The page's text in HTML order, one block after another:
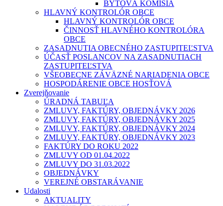
BYTOVÁ KOMISIA
HLAVNÝ KONTROLÓR OBCE
HLAVNÝ KONTROLÓR OBCE
ČINNOSŤ HLAVNÉHO KONTROLÓRA
OBCE
ZASADNUTIA OBECNÉHO ZASTUPITEĽSTVA
ÚČASŤ POSLANCOV NA ZASADNUTIACH
ZASTUPITEĽSTVA
VŠEOBECNE ZÁVÄZNÉ NARIADENIA OBCE
HOSPODÁRENIE OBCE HOSŤOVÁ
Zverejňovanie
ÚRADNÁ TABUĽA
ZMLUVY, FAKTÚRY, OBJEDNÁVKY 2026
ZMLUVY, FAKTÚRY, OBJEDNÁVKY 2025
ZMLUVY, FAKTÚRY, OBJEDNÁVKY 2024
ZMLUVY, FAKTÚRY, OBJEDNÁVKY 2023
FAKTÚRY DO ROKU 2022
ZMLUVY OD 01.04.2022
ZMLUVY DO 31.03.2022
OBJEDNÁVKY
VEREJNÉ OBSTARÁVANIE
Udalosti
AKTUALITY